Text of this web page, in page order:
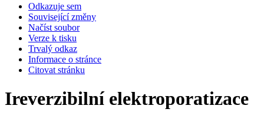
Odkazuje sem
Související změny
Načíst soubor
Verze k tisku
Trvalý odkaz
Informace o stránce
Citovat stránku
Ireverzibilní elektroporatizace